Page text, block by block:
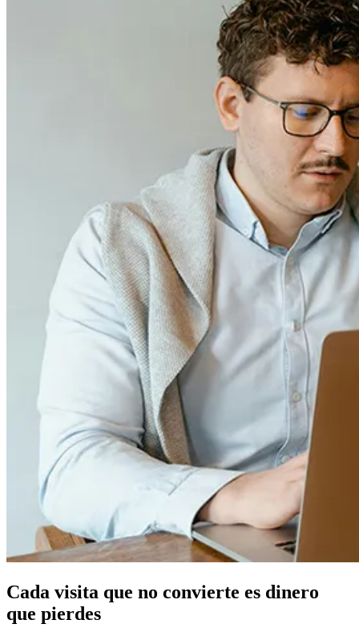
Cada visita que no convierte es dinero
que pierdes